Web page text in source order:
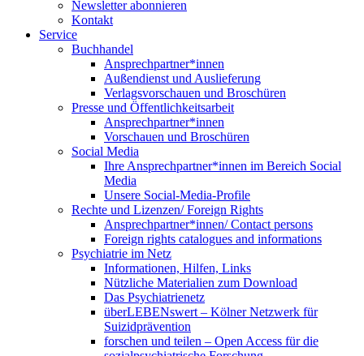
Newsletter abonnieren
Kontakt
Service
Buchhandel
Ansprechpartner*innen
Außendienst und Auslieferung
Verlagsvorschauen und Broschüren
Presse und Öffentlichkeitsarbeit
Ansprechpartner*innen
Vorschauen und Broschüren
Social Media
Ihre Ansprechpartner*innen im Bereich Social
Media
Unsere Social-Media-Profile
Rechte und Lizenzen/ Foreign Rights
Ansprechpartner*innen/ Contact persons
Foreign rights catalogues and informations
Psychiatrie im Netz
Informationen, Hilfen, Links
Nützliche Materialien zum Download
Das Psychiatrienetz
überLEBENswert – Kölner Netzwerk für
Suizidprävention
forschen und teilen – Open Access für die